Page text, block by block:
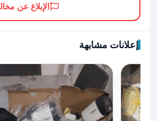
الإبلاغ عن
إعلانات مشابهة